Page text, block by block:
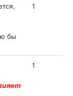
бы
1
1